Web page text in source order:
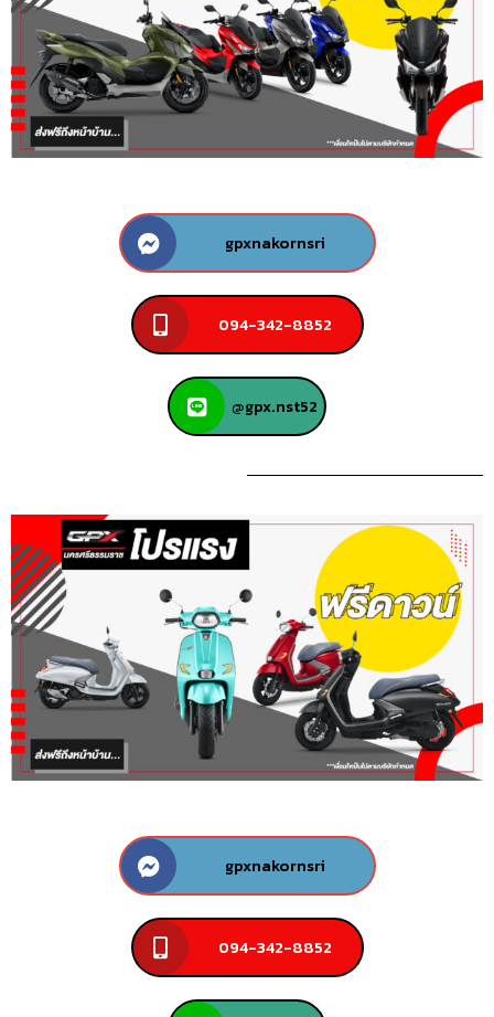
gpxnakornsri
094-342-8852
@gpx.nst52
gpxnakornsri
094-342-8852